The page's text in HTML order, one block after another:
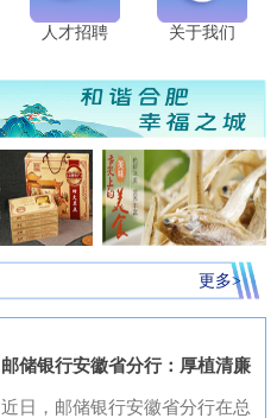
人才招聘 关于我们
更多>
邮储银行安徽省分行：厚植清廉
金融文化筑牢高质量发展根基
近日，邮储银行安徽省分行在总